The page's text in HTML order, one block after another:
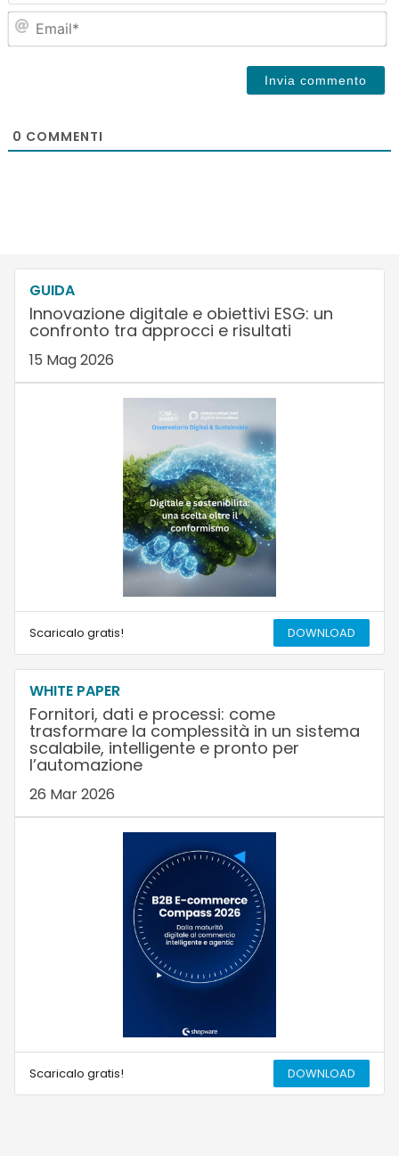
0 COMMENTI
GUIDA
Innovazione digitale e obiettivi ESG: un
confronto tra approcci e risultati
15 Mag 2026
Scaricalo gratis! DOWNLOAD
WHITE PAPER
Fornitori, dati e processi: come
trasformare la complessità in un sistema
scalabile, intelligente e pronto per
l’automazione
26 Mar 2026
Scaricalo gratis! DOWNLOAD